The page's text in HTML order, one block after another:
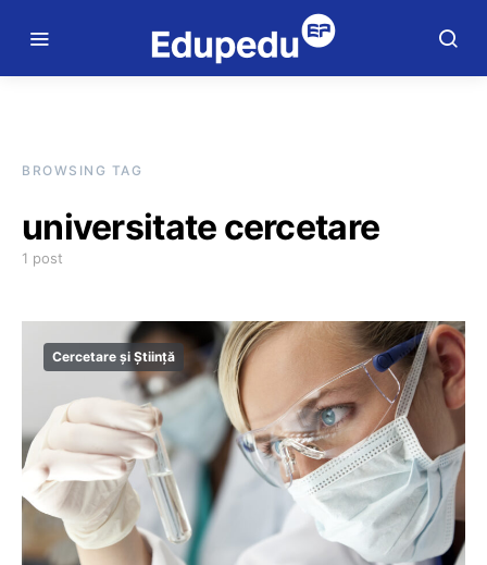
BROWSING TAG
universitate cercetare
1 post
Cercetare și Știință